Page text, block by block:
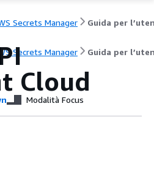
Secrets Manager Guida per
Secrets Manager Guida per
Cloud
Modalità Focus